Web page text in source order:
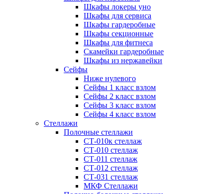
Шкафы локеры уно
Шкафы для сервиса
Шкафы гардеробные
Шкафы секционные
Шкафы для фитнеса
Скамейки гардеробные
Шкафы из нержавейки
Сейфы
Ниже нулевого
Сейфы 1 класс взлом
Сейфы 2 класс взлом
Сейфы 3 класс взлом
Сейфы 4 класс взлом
Стеллажи
Полочные стеллажи
СТ-010к стеллаж
СТ-010 стеллаж
СТ-011 стеллаж
СТ-012 стеллаж
СТ-031 стеллаж
МКФ Стеллажи